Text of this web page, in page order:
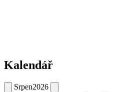
Kalendář
Srpen2026